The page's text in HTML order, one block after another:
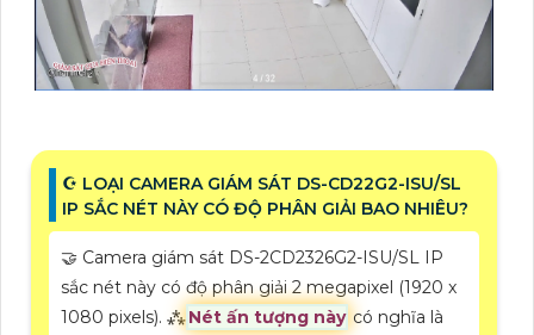
☪ LOẠI CAMERA GIÁM SÁT DS-CD22G2-ISU/SL
IP SẮC NÉT NÀY CÓ ĐỘ PHÂN GIẢI BAO NHIÊU?
🤝 Camera giám sát DS-2CD2326G2-ISU/SL IP
sắc nét này có độ phân giải 2 megapixel (1920 x
1080 pixels). ⁂Nét ấn tượng này có nghĩa là